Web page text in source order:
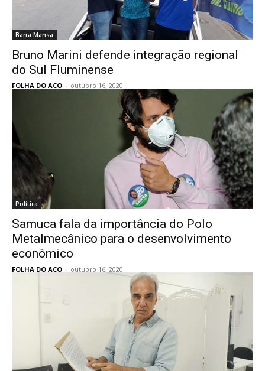
Barra Mansa
Bruno Marini defende integração regional
do Sul Fluminense
FOLHA DO ACO - outubro 16, 2020
Política
Samuca fala da importância do Polo
Metalmecânico para o desenvolvimento
econômico
FOLHA DO ACO - outubro 16, 2020